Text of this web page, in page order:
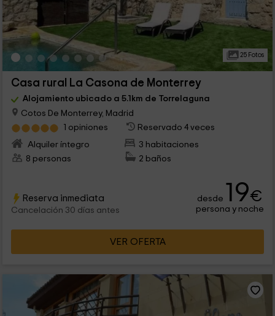
25 Fotos
Casa rural La Casona de Monterrey
Alojamiento ubicado a 5.1km de Torrelaguna
Cotos De Monterrey, Madrid
1 opiniones
Reservado 4 veces
Alquiler íntegro
3 habitaciones
8 personas
2 baños
Reserva inmediata
Cancelación 30 días antes
desde 19€
persona y noche
VER OFERTA